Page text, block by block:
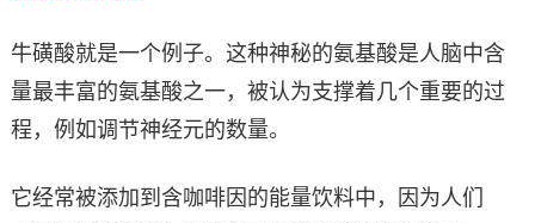
牛磺酸就是一个例子。这种神秘的氨基酸是人脑中含
量最丰富的氨基酸之一，被认为支撑着几个重要的过
程，例如调节神经元的数量。
它经常被添加到含咖啡因的能量饮料中，因为人们